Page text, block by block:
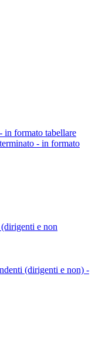
in formato tabellare
- in formato
e non
(dirigenti e non) -